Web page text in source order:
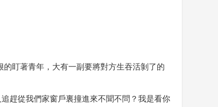
盯著青年，大有一副要將對方生吞活剝了的
趕從我們家窗戶裏撞進來不聞不問？我是看你